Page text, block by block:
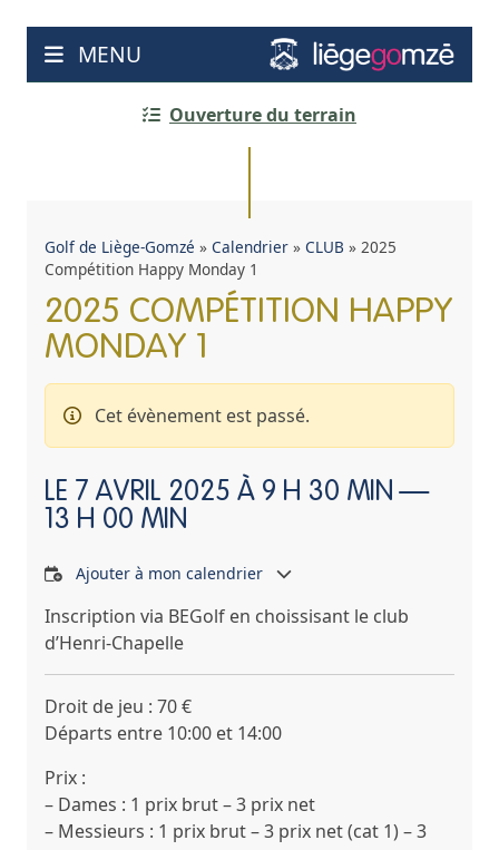
contenu
MENU
Ouverture du terrain
Golf de Liège-Gomzé » Calendrier » CLUB » 2025
Compétition Happy Monday 1
2025 COMPÉTITION HAPPY
MONDAY 1
Cet évènement est passé.
LE 7 AVRIL 2025 À 9 H 30 MIN —
13 H 00 MIN
Ajouter à mon calendrier
Inscription via BEGolf en choissisant le club
d’Henri-Chapelle
Droit de jeu : 70 €
Départs entre 10:00 et 14:00
Prix :
– Dames : 1 prix brut – 3 prix net
– Messieurs : 1 prix brut – 3 prix net (cat 1) – 3